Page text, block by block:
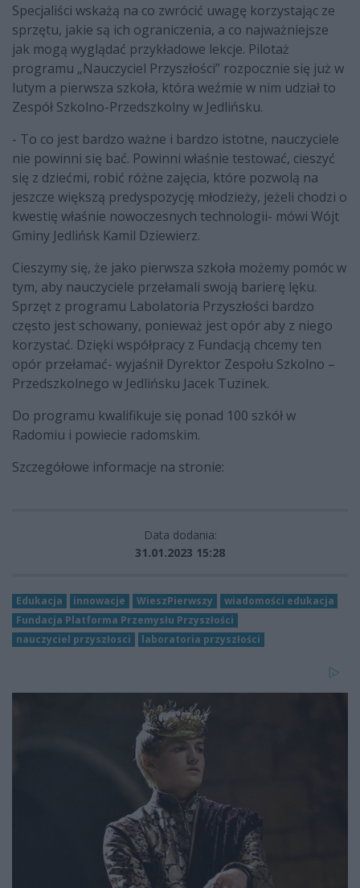
Specjaliści wskażą na co zwrócić uwagę korzystając ze
sprzętu, jakie są ich ograniczenia, a co najważniejsze
jak mogą wyglądać przykładowe lekcje. Pilotaż
programu „Nauczyciel Przyszłości” rozpocznie się już w
lutym a pierwsza szkoła, która weźmie w nim udział to
Zespół Szkolno-Przedszkolny w Jedlińsku.
- To co jest bardzo ważne i bardzo istotne, nauczyciele
nie powinni się bać. Powinni właśnie testować, cieszyć
się z dziećmi, robić różne zajęcia, które pozwolą na
jeszcze większą predyspozycję młodzieży, jeżeli chodzi o
kwestię właśnie nowoczesnych technologii- mówi Wójt
Gminy Jedlińsk Kamil Dziewierz.
Cieszymy się, że jako pierwsza szkoła możemy pomóc w
tym, aby nauczyciele przełamali swoją barierę lęku.
Sprzęt z programu Labolatoria Przyszłości bardzo
często jest schowany, ponieważ jest opór aby z niego
korzystać. Dzięki współpracy z Fundacją chcemy ten
opór przełamać- wyjaśnił Dyrektor Zespołu Szkolno –
Przedszkolnego w Jedlińsku Jacek Tuzinek.
Do programu kwalifikuje się ponad 100 szkół w
Radomiu i powiecie radomskim.
Szczegółowe informacje na stronie:
Data dodania:
31.01.2023 15:28
Edukacja innowacje WieszPierwszy
wiadomości edukacja
Fundacja Platforma Przemysłu Przyszłości
nauczyciel przyszłosci
laboratoria przyszłości